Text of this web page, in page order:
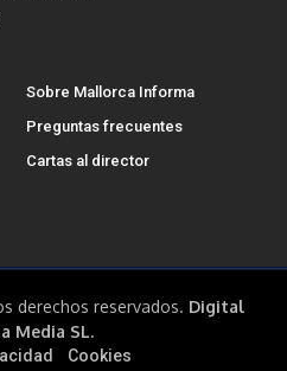
Sobre Mallorca Informa
Preguntas frecuentes
Cartas al director
derechos reservados. Digital
Media SL.
Cookies